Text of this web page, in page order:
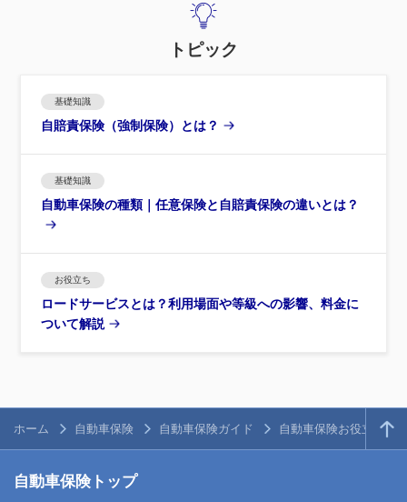
トピック
基礎知識
自賠責保険（強制保険）とは？
基礎知識
自動車保険の種類｜任意保険と自賠責保険の違いとは？
お役立ち
ロードサービスとは？利用場面や等級への影響、料金に
ついて解説
ホーム 自動車保険 自動車保険ガイド 自動車保険お役立ち情
自動車保険トップ